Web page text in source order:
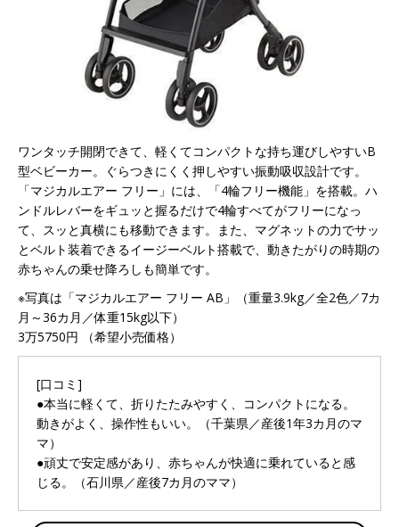
ワンタッチ開閉できて、軽くてコンパクトな持ち運びしやすいB
型ベビーカー。ぐらつきにくく押しやすい振動吸収設計です。
「マジカルエアー フリー」には、「4輪フリー機能」を搭載。ハ
ンドルレバーをギュッと握るだけで4輪すべてがフリーになっ
て、スッと真横にも移動できます。また、マグネットの力でサッ
とベルト装着できるイージーベルト搭載で、動きたがりの時期の
赤ちゃんの乗せ降ろしも簡単です。
※写真は「マジカルエアー フリー AB」（重量3.9kg／全2色／7カ
月～36カ月／体重15kg以下）
3万5750円 （希望小売価格）
[口コミ]
●本当に軽くて、折りたたみやすく、コンパクトになる。
動きがよく、操作性もいい。（千葉県／産後1年3カ月のマ
マ）
●頑丈で安定感があり、赤ちゃんが快適に乗れていると感
じる。（石川県／産後7カ月のママ）